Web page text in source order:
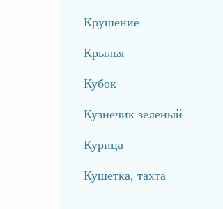
Крушение
Крылья
Кубок
Кузнечик зеленый
Курица
Кушетка, тахта